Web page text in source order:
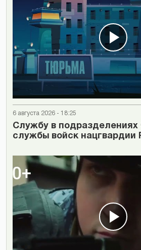
6 августа 2026 - 18:25
Cлужбу в
службы войск нацгвардии